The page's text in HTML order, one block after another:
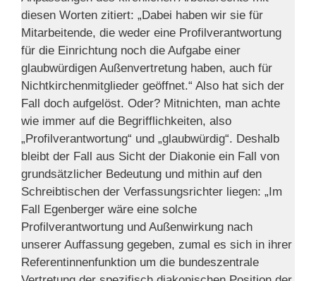
diesen Worten zitiert: „Dabei haben wir sie für
Mitarbeitende, die weder eine Profilverantwortung
für die Einrichtung noch die Aufgabe einer
glaubwürdigen Außenvertretung haben, auch für
Nichtkirchenmitglieder geöffnet.“ Also hat sich der
Fall doch aufgelöst. Oder? Mitnichten, man achte
wie immer auf die Begrifflichkeiten, also
„Profilverantwortung“ und „glaubwürdig“. Deshalb
bleibt der Fall aus Sicht der Diakonie ein Fall von
grundsätzlicher Bedeutung und mithin auf den
Schreibtischen der Verfassungsrichter liegen: „Im
Fall Egenberger wäre eine solche
Profilverantwortung und Außenwirkung nach
unserer Auffassung gegeben, zumal es sich in ihrer
Referentinnenfunktion um die bundeszentrale